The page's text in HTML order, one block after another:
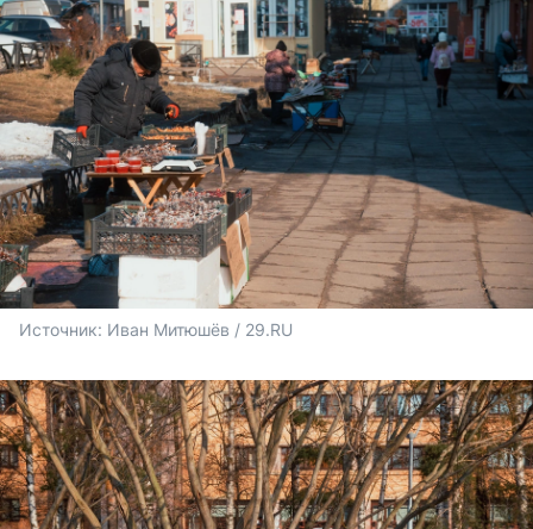
Источник: Иван Митюшёв / 29.RU